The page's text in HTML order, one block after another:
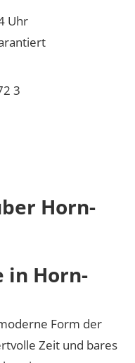
Uhr
3
Horn-
in Horn-
Form der
Zeit und bares